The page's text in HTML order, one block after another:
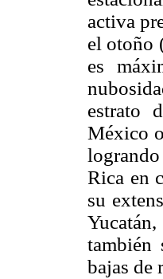
activa
el otoño
es
estrato
México
Rica en
su
también
bajas de